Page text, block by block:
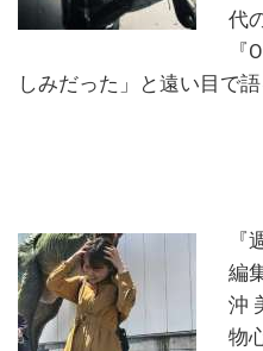
代
しみだった」と遠い目で語
『
編
沖
物